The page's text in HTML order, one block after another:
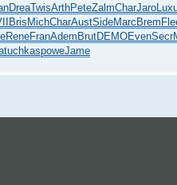
DreaTwisArthPeteZalmCharJaro
Bris MichCharAustSideMarc Brem
ReneFranAdem BrutDEMOEvenSecr
tuchkaspoweJame